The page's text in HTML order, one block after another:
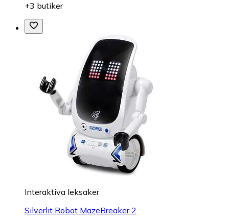
+3 butiker
Interaktiva leksaker
Silverlit Robot MazeBreaker 2